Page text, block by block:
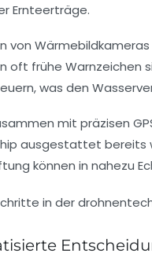
Ernteerträge.
frühe Warnzeichen
was den
mit präzisen
ausgestattet
können in nahezu